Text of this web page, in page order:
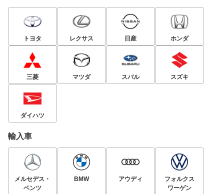
トヨタ レクサス 日産 ホンダ
三菱 マツダ スバル スズキ
ダイハツ
輸入車
メルセデス・
ベンツ
BMW アウディ
フォルクス
ワーゲン